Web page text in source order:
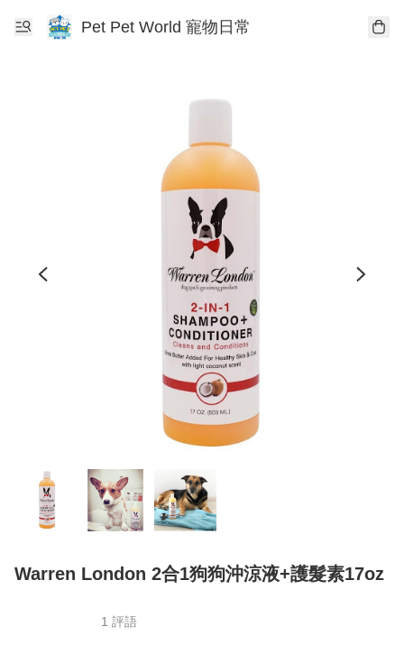
Pet Pet World 寵物日常
Warren London 2合1狗狗沖涼液+護髮素17oz
1 評語